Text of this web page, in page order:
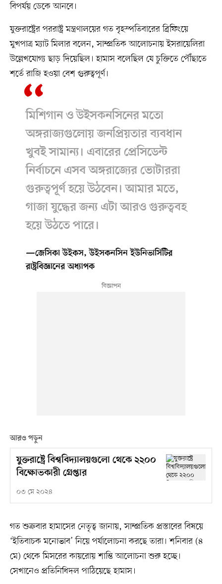
বিপর্যয় ডেকে আনবে।
যুক্তরাষ্ট্রের পররাষ্ট্র মন্ত্রণালয়ের গত বৃহস্পতিবারের ব্রিফিংয়ে
মুখপাত্র ম্যাট মিলার বলেন, সাম্প্রতিক আলোচনায় ইসরায়েলিরা
উল্লেখযোগ্য ছাড় দিয়েছিল। হামাস বলেছিল যে চুক্তিতে পৌঁছাতে
শর্তে রাজি হওয়া বেশ গুরুত্বপূর্ণ।
মিশিগান ও উইসকনসিনের মতো
অঙ্গরাজ্যগুলোয় জনপ্রিয়তার ব্যবধান
খুবই সামান্য। এবারের প্রেসিডেন্ট
নির্বাচনে এসব অঙ্গরাজ্যের ভোটাররা
গুরুত্বপূর্ণ হয়ে উঠবেন। আমার মতে,
গাজা যুদ্ধের জন্য এটা আরও গুরুত্ববহ
হয়ে উঠতে পারে।
—জেসিকা উইকস, উইসকনসিন ইউনিভার্সিটির
রাষ্ট্রবিজ্ঞানের অধ্যাপক
আরও পড়ুন
যুক্তরাষ্ট্রে বিশ্ববিদ্যালয়গুলো থেকে ২২০০
বিক্ষোভকারী গ্রেপ্তার
০৩ মে ২০২৪
গত শুক্রবার হামাসের নেতৃত্ব জানায়, সাম্প্রতিক প্রস্তাবের বিষয়ে
‘ইতিবাচক মনোভাব’ নিয়ে পর্যালোচনা করছে তারা। শনিবার (৪
মে) থেকে মিসরের কায়রোয় শান্তি আলোচনা শুরু হচ্ছে।
সেখানেও প্রতিনিধিদল পাঠিয়েছে হামাস।